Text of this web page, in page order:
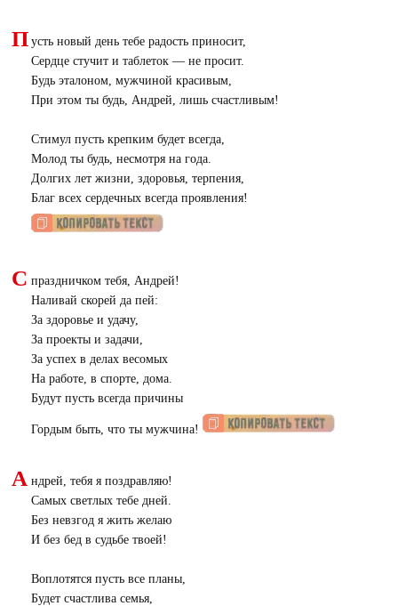
П усть новый день тебе радость приносит,
Сердце стучит и таблеток — не просит.
Будь эталоном, мужчиной красивым,
При этом ты будь, Андрей, лишь счастливым!
Стимул пусть крепким будет всегда,
Молод ты будь, несмотря на года.
Долгих лет жизни, здоровья, терпения,
Благ всех сердечных всегда проявления!
С праздничком тебя, Андрей!
Наливай скорей да пей:
За здоровье и удачу,
За проекты и задачи,
За успех в делах весомых
На работе, в спорте, дома.
Будут пусть всегда причины
Гордым быть, что ты мужчина!
А ндрей, тебя я поздравляю!
Самых светлых тебе дней.
Без невзгод я жить желаю
И без бед в судьбе твоей!
Воплотятся пусть все планы,
Будет счастлива семья,